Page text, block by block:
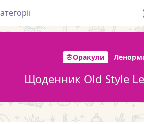
Оракули
Щоденник Old Style